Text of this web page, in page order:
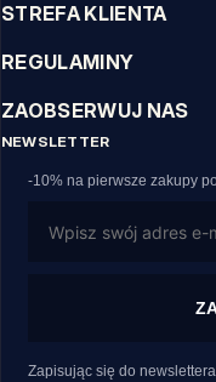
STREFA KLIENTA
REGULAMINY
ZAOBSERWUJ NAS
NEWSLETTER
-10% na pierwsze zakupy
Zapisując się do